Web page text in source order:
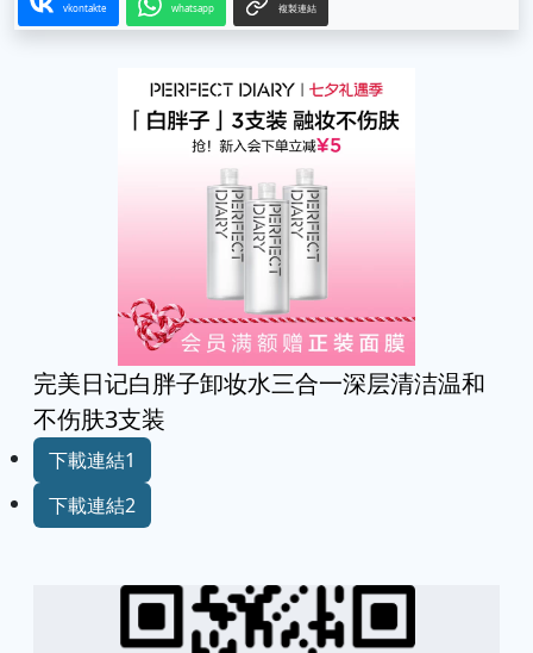
vkontakte whatsapp 複製連結
完美日记白胖子卸妆水三合一深层清洁温和
不伤肤3支装
下載連結1
下載連結2